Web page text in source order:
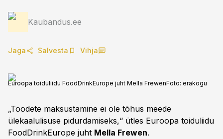
Kaubandus.ee
Jaga Salvesta Vihja
Euroopa toiduliidu FoodDrinkEurope juht Mella FrewenFoto: erakogu
„Toodete maksustamine ei ole tõhus meede
ülekaalulisuse pidurdamiseks,“ ütles Euroopa toiduliidu
FoodDrinkEurope juht Mella Frewen.